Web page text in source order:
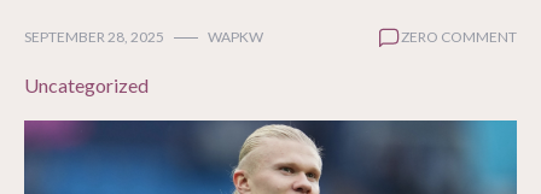
SEPTEMBER 28, 2025 WAPKW ZERO COMMENT
Uncategorized